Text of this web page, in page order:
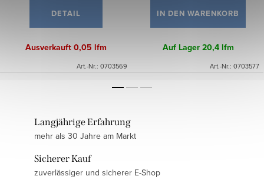
DETAIL
Ausverkauft0,05 lfm
Art.-Nr.: 0703569
IN DEN WARENKORB
Auf Lager20,4 lfm
Art.-Nr.: 0703577
Langjährige Erfahrung
mehr als 30 Jahre am Markt
Sicherer Kauf
zuverlässiger und sicherer E-Shop